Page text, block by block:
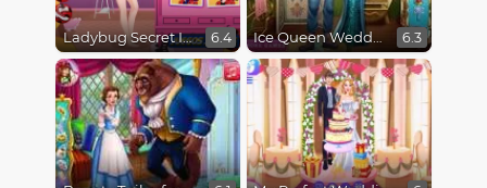
Ladybug Secret Identity Revealed 6.4 Ice Queen Wedding Tailor 6.3